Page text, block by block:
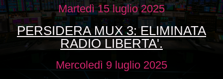
Martedì 15 luglio 2025
PERSIDERA MUX 3: ELIMINATA
RADIO LIBERTA'.
Mercoledì 9 luglio 2025